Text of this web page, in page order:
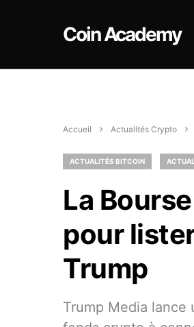
Coin Academy
Accueil Actualités Crypto
ACTUALITÉS BITCOIN
La
pour
Trump
Trump Media lance